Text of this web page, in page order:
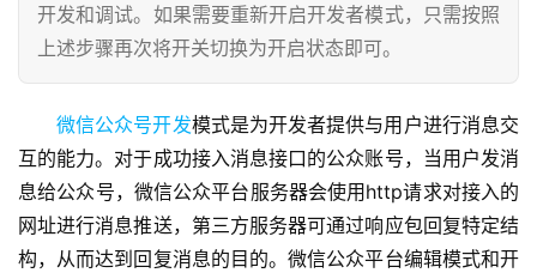
开发和调试。如果需要重新开启开发者模式，只需按照
上述步骤再次将开关切换为开启状态即可。
微信公众号开发模式是为开发者提供与用户进行消息交
互的能力。对于成功接入消息接口的公众账号，当用户发消
息给公众号，微信公众平台服务器会使用http请求对接入的
网址进行消息推送，第三方服务器可通过响应包回复特定结
构，从而达到回复消息的目的。微信公众平台编辑模式和开